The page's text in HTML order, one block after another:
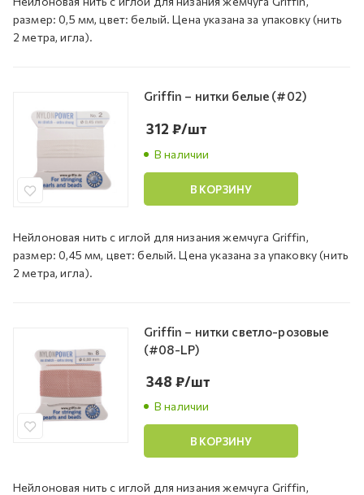
размер: 0,5 мм, цвет: белый. Цена указана за упаковку (нить
2 метра, игла).
Griffin – нитки белые (#02)
В наличии
312 ₽/шт
В КОРЗИНУ
Нейлоновая нить с иглой для низания жемчуга Griffin,
размер: 0,45 мм, цвет: белый. Цена указана за упаковку (нить
2 метра, игла).
Griffin – нитки светло-розовые
(#08-LP)
В наличии
348 ₽/шт
В КОРЗИНУ
Нейлоновая нить с иглой для низания жемчуга Griffin,